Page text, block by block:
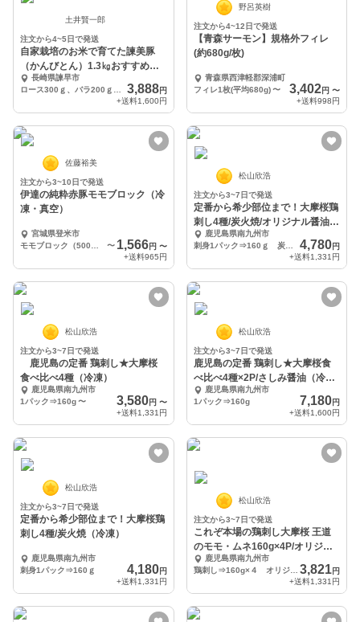
土井賢一郎
注文から4~5日で発送
自家栽培のお米で育てた諫美豚
（かんびとん）1.3㎏おすすめセ
ットM
長崎県諫早市
3,888円
+送料1,600円
野呂英樹
注文から4~12日で発送
【青森サーモン】規格外フィレ
(約680g/枚)
青森県西津軽郡深浦町
フィレ1枚(平均680g) 〜 3,402円 〜
+送料998円
佐藤裕美
注文から3~10日で発送
伊達の純粋赤豚モモブロック（冷
凍・真空）
宮城県登米市
〜 1,566円 〜
+送料965円
松山欣浩
注文から3~7日で発送
定番から希少部位まで！大摩桜鶏
刺し4種/炭火焼/オリジナル醤油
（冷凍）
鹿児島県南九州市
刺身1パック⇒160ｇ 炭火焼⇒125ｇ オリジナル醤油⇒150ml
4,780円
+送料1,331円
松山欣浩
注文から3~7日で発送
鹿児島の定番 鶏刺し★大摩桜
食べ比べ4種（冷凍）
鹿児島県南九州市
1パック⇒160g〜 3,580円 〜
+送料1,331円
松山欣浩
注文から3~7日で発送
鹿児島の定番 鶏刺し★大摩桜食
べ比べ4種×2P/さしみ醤油（冷
凍）鹿児島県南九州市
1パック⇒160g
7,180円
+送料1,600円
松山欣浩
注文から3~7日で発送
定番から希少部位まで！大摩桜鶏
刺し4種/炭火焼（冷凍）
鹿児島県南九州市
刺身1パック⇒160ｇ
4,180円
+送料1,331円
松山欣浩
注文から3~7日で発送
これぞ本場の鶏刺し大摩桜 王道
のモモ・ムネ160g×4P/オリジナ
ル醤油（冷凍
鹿児島県南九州市
鶏刺し⇒160g×４ オリジナル醤油⇒150ml×1本
3,821円
+送料1,331円